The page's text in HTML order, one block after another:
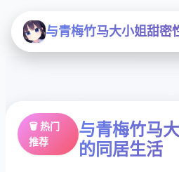
与青梅竹马大小姐甜密
🗑️ 热门
推荐
与青梅竹马
的同居生活